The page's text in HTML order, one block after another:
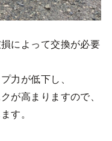
によって交換が必要
力が低下し、
が高まりますので、
す。